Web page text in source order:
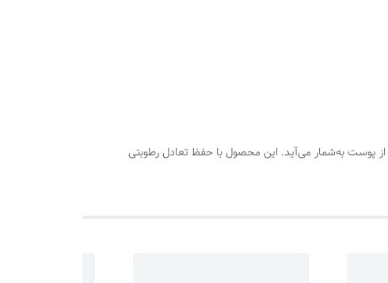
پوست به‌شمار می‌آید. این محصول با حفظ تعادل رطوبتی